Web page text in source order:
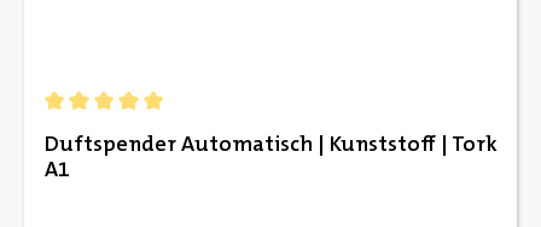
Duftspender Automatisch | Kunststoff | Tork
A1